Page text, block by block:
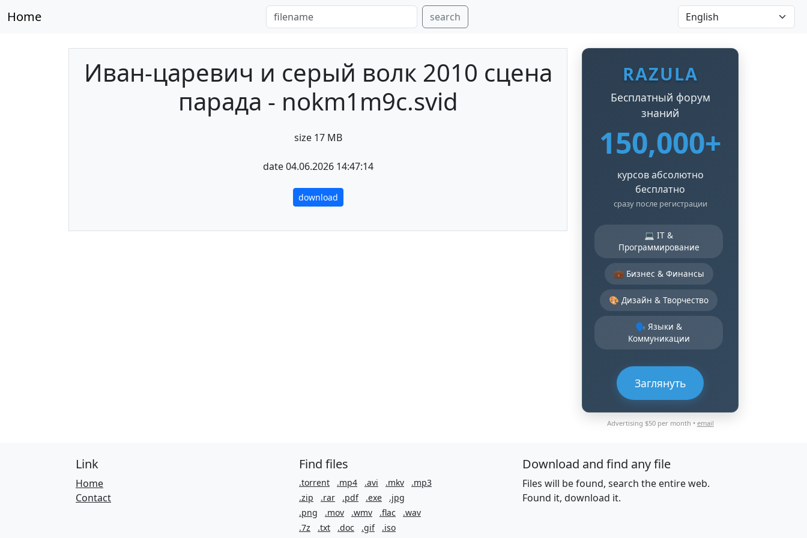
Home search
Иван-царевич и серый волк 2010 сцена
парада - nokm1m9c.svid
size 17 MB
date 04.06.2026 14:47:14
download
RAZULA
Бесплатный форум
знаний
150,000+
курсов абсолютно
бесплатно
сразу после регистрации
💻 IT &
Программирование
💼 Бизнес & Финансы
🎨 Дизайн & Творчество
🗣️ Языки &
Коммуникации
Заглянуть
Advertising $50 per month • email
Link
Home
Contact
Find files
.torrent .mp4 .avi .mkv
.mp3
.zip
.rar .pdf .exe
.jpg
.png
.mov .wmv .flac
.wav
.7z
.txt .doc .gif .iso
Download and find any file
Files will be found, search the entire web.
Found it, download it.